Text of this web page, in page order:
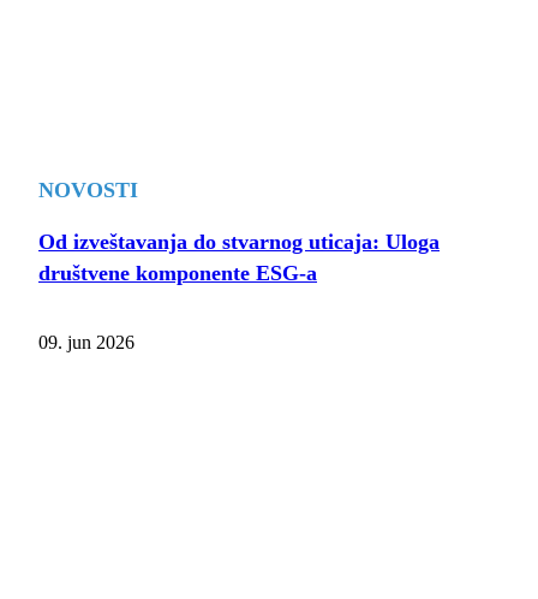
NOVOSTI
Od izveštavanja do stvarnog uticaja: Uloga
društvene komponente ESG-a
09. jun 2026